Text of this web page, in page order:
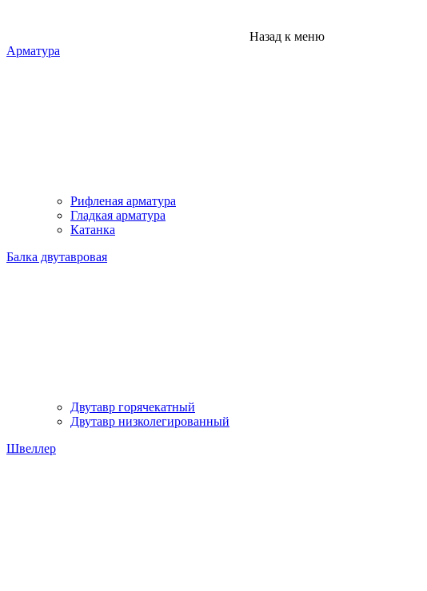
Назад к меню
Арматура
Рифленая арматура
Гладкая арматура
Катанка
Балка двутавровая
Двутавр горячекатный
Двутавр низколегированный
Швеллер